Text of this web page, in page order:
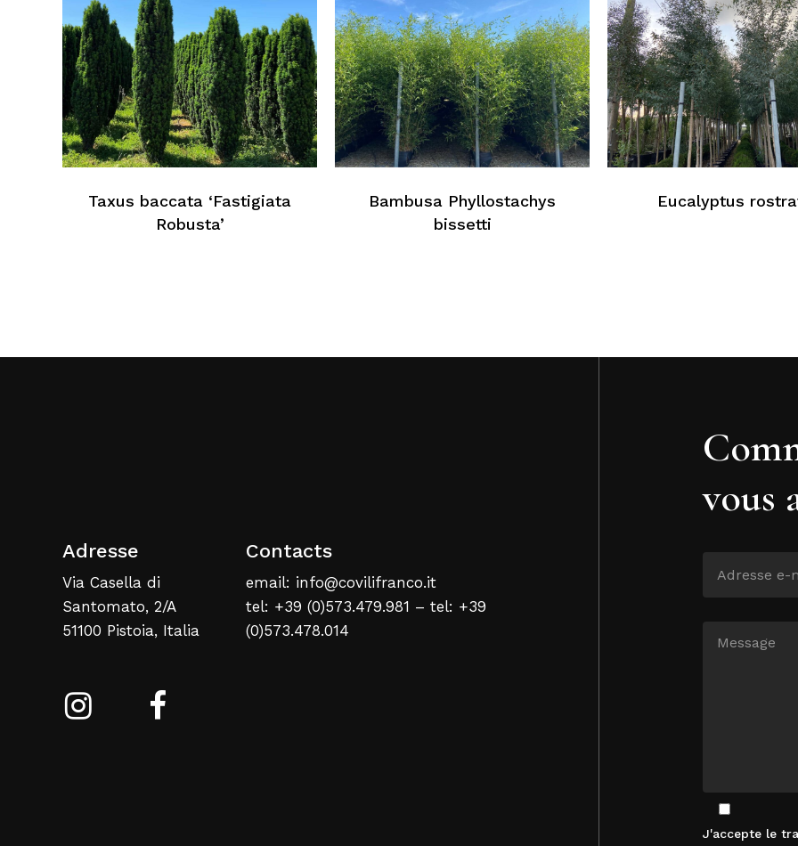
Taxus baccata ‘Fastigiata
Robusta’
Bambusa Phyllostachys
bissetti
Eucalyptus
Adresse
Via Casella di
Santomato, 2/A
51100 Pistoia, Italia
Contacts
email: info@covilifranco.it
tel: +39 (0)573.479.981 – tel: +39
(0)573.478.014
vous
J'accepte le